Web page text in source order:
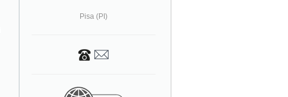
Pisa (PI)